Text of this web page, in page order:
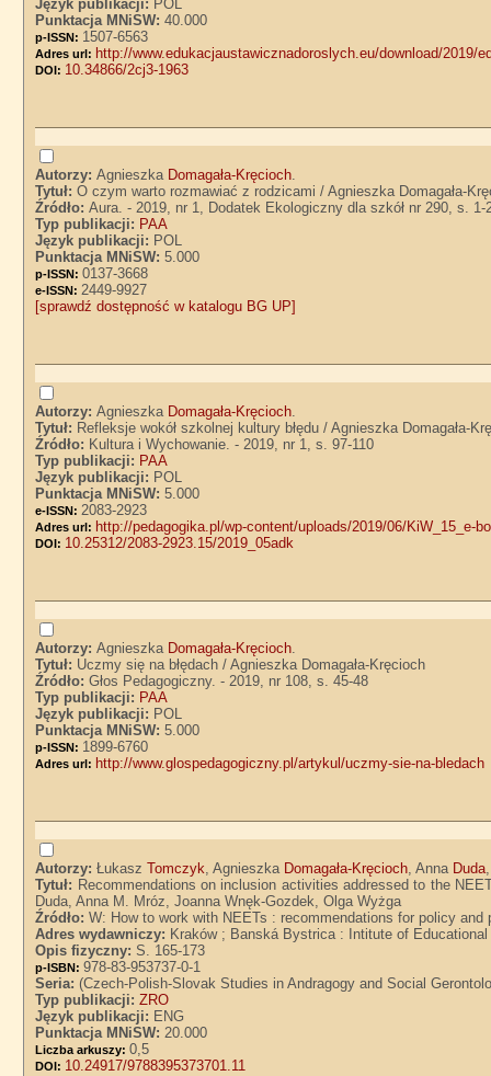
Język publikacji: POL
Punktacja MNiSW:40.000
p-ISSN: 1507-6563
Adres url: http://www.edukacjaustawicznadoroslych.eu/download/2019/
DOI: 10.34866/2cj3-1963
Autorzy:Agnieszka Domagała-Kręcioch.
Tytuł:O czym warto rozmawiać z rodzicami / Agnieszka Domagała-
Źródło:Aura. - 2019, nr 1, Dodatek Ekologiczny dla szkół nr 290, s. 1-
Typ publikacji: PAA
Język publikacji: POL
Punktacja MNiSW:5.000
p-ISSN:0137-3668
e-ISSN: 2449-9927
[sprawdź dostępność w katalogu BG UP]
Autorzy:Agnieszka Domagała-Kręcioch.
Tytuł: Refleksje wokół szkolnej kultury błędu / Agnieszka Domagała-
Źródło: Kultura i Wychowanie. - 2019, nr 1, s. 97-110
Typ publikacji: PAA
Język publikacji: POL
Punktacja MNiSW:5.000
e-ISSN: 2083-2923
Adres url: http://pedagogika.pl/wp-content/uploads/2019/06/KiW_15_e-
DOI: 10.25312/2083-2923.15/2019_05adk
Autorzy:Agnieszka Domagała-Kręcioch.
Tytuł: Uczmy się na błędach / Agnieszka Domagała-Kręcioch
Źródło:Głos Pedagogiczny. - 2019, nr 108, s. 45-48
Typ publikacji: PAA
Język publikacji: POL
Punktacja MNiSW:5.000
p-ISSN: 1899-6760
Adres url: http://www.glospedagogiczny.pl/artykul/uczmy-sie-na-bledach
Autorzy:ŁukaszTomczyk, Agnieszka Domagała-Kręcioch, Anna Duda
Tytuł: Recommendations on inclusion activities addressed to the
Duda, Anna M. Mróz, Joanna Wnęk-Gozdek, Olga Wyżga
Źródło:W: How to work with NEETs : recommendations for policy
Adres wydawniczy: Kraków ; Banská Bystrica : Intitute of
Opis fizyczny:S. 165-173
p-ISBN:978-83-953737-0-1
Seria:(Czech-Polish-Slovak Studies in Andragogy and Social
Typ publikacji:ZRO
Język publikacji: ENG
Punktacja MNiSW:20.000
Liczba arkuszy:0,5
DOI: 10.24917/9788395373701.11